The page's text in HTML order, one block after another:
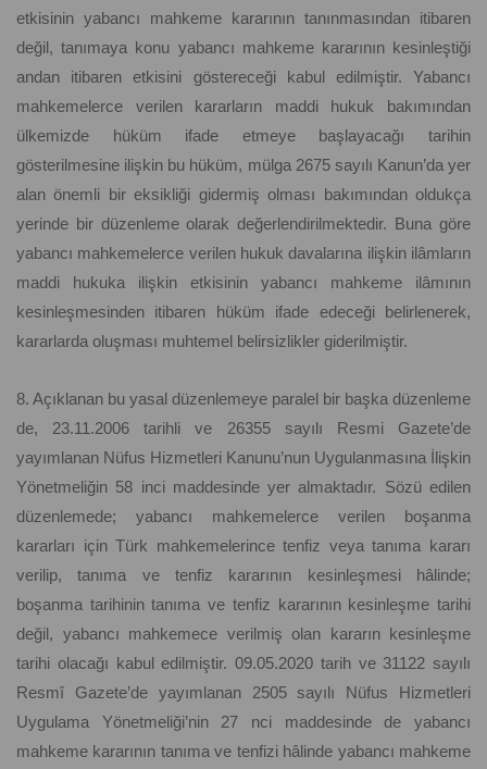
etkisinin yabancı mahkeme kararının tanınmasından itibaren
değil, tanımaya konu yabancı mahkeme kararının kesinleştiği
andan itibaren etkisini göstereceği kabul edilmiştir. Yabancı
mahkemelerce verilen kararların maddi hukuk bakımından
ülkemizde hüküm ifade etmeye başlayacağı tarihin
gösterilmesine ilişkin bu hüküm, mülga 2675 sayılı Kanun’da yer
alan önemli bir eksikliği gidermiş olması bakımından oldukça
yerinde bir düzenleme olarak değerlendirilmektedir. Buna göre
yabancı mahkemelerce verilen hukuk davalarına ilişkin ilâmların
maddi hukuka ilişkin etkisinin yabancı mahkeme ilâmının
kesinleşmesinden itibaren hüküm ifade edeceği belirlenerek,
kararlarda oluşması muhtemel belirsizlikler giderilmiştir.
8. Açıklanan bu yasal düzenlemeye paralel bir başka düzenleme
de, 23.11.2006 tarihli ve 26355 sayılı Resmi Gazete’de
yayımlanan Nüfus Hizmetleri Kanunu’nun Uygulanmasına İlişkin
Yönetmeliğin 58 inci maddesinde yer almaktadır. Sözü edilen
düzenlemede; yabancı mahkemelerce verilen boşanma
kararları için Türk mahkemelerince tenfiz veya tanıma kararı
verilip, tanıma ve tenfiz kararının kesinleşmesi hâlinde;
boşanma tarihinin tanıma ve tenfiz kararının kesinleşme tarihi
değil, yabancı mahkemece verilmiş olan kararın kesinleşme
tarihi olacağı kabul edilmiştir. 09.05.2020 tarih ve 31122 sayılı
Resmî Gazete’de yayımlanan 2505 sayılı Nüfus Hizmetleri
Uygulama Yönetmeliği’nin 27 nci maddesinde de yabancı
mahkeme kararının tanıma ve tenfizi hâlinde yabancı mahkeme